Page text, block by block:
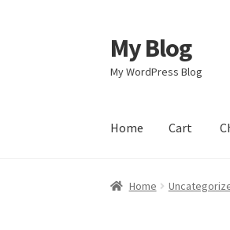
Skip
to
navigation
Skip
to
content
My Blog
My WordPress Blog
Home Cart
Home Checkout
Home